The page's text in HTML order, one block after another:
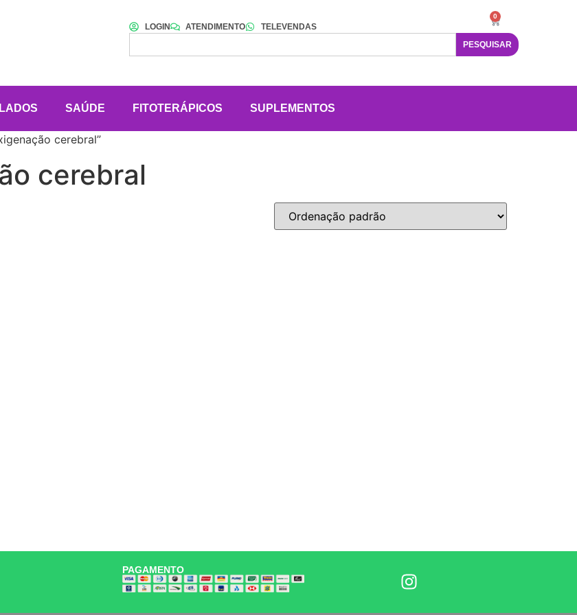
LOGIN ATENDIMENTO
TELEVENDAS
PESQUISAR
0
SAÚDE FITOTERÁPICOS SUPLEMENTOS
cerebral”
cerebral
PAGAMENTO